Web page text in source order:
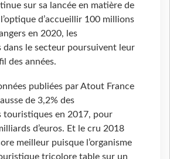
sur sa lancée en matière de
d’accueillir 100 millions
en 2020, les
dans le secteur poursuivent leur
des années.
publiées par Atout France
de 3,2% des
touristiques en 2017, pour
d’euros. Et le cru 2018
meilleur puisque l’organisme
tricolore table sur un